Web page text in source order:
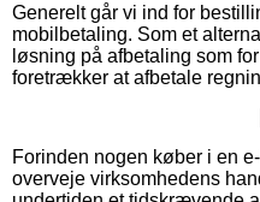
Generelt går vi ind for
mobilbetaling. Som et
løsning på afbetaling som
foretrækker at afbetale
Forinden nogen køber i en
overveje virksomhedens